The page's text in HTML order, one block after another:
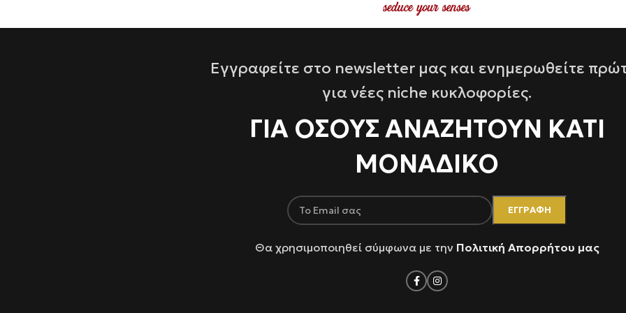
Εγγραφείτε στο newsletter μας και ενημερωθείτε
για νέες niche κυκλοφορίες.
ΓΙΑ ΌΣΟΥΣ ΑΝΑΖΗΤΟΥΝ ΚΑΤΙ
ΜΟΝΑΔΙΚΟ
Θα χρησιμοποιηθεί σύμφωνα με την Πολιτική Απορρήτου μας